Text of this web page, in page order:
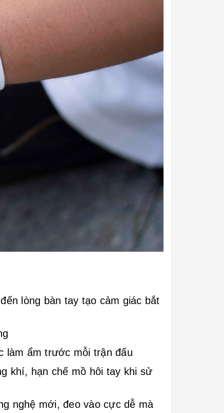
lòng bàn tay tạo cảm giác bắt
làm ẩm trước mỗi trận đấu
khí, hạn chế mồ hôi tay khi sử
nghệ mới, đeo vào cực dễ mà